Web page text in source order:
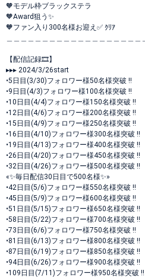
🧡モデル枠ブラックステラ
🧡Award狙う✨
🧡ファン入り300名様お迎え✅ ｸﾘｱ
【配信記録🎞】‎‎
▸▸▸ 2024/3/26start
•5日目(3/30)フォロワー様50名様突破 !!
•9日目(4/3)フォロワー様100名様突破 !!
•10日目(4/4)フォロワー様150名様突破 !!
•12日目(4/6)フォロワー様200名様突破 !!
•15日目(4/9)フォロワー様250名様突破 !!
•16日目(4/10)フォロワー様300名様突破 !!
•19日目(4/13)フォロワー様400名様突破 !!
•26日目(4/20)フォロワー様450名様突破 !!
•32日目(4/26)フォロワー様500名様突破 !!
«✨️毎日配信30日目で500名様✨️»
•42日目(5/6)フォロワー様550名様突破 !!
•45日目(5/9)フォロワー様600名様突破 !!
•51日目(5/15)フォロワー様650名様突破 !!
•58日目(5/22)フォロワー様700名様突破 !!
•73日目(6/6)フォロワー様750名様突破 !!
•81日目(6/13)フォロワー様800名様突破 !!
•87日目(6/19)フォロワー様850名様突破 !!
•94日目(6/26)フォロワー様900名様突破 !!
•109日目(7/11)フォロワー様950名様突破 !!